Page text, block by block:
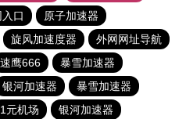
口
原子加速器
旋风加速度器
外网网址导航
速鹰666
暴雪加速器
银河加速器
暴雪加速器
1元机场 银河加速器